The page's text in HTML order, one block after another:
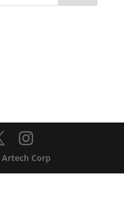
Artech Corp